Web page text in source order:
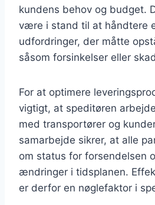
kundens behov og budget.
være i stand til at håndtere
udfordringer, der måtte
såsom forsinkelser eller
For at optimere
vigtigt, at speditøren
med transportører og
samarbejde sikrer, at alle
om status for forsendelsen
ændringer i tidsplanen.
er derfor en nøglefaktor i